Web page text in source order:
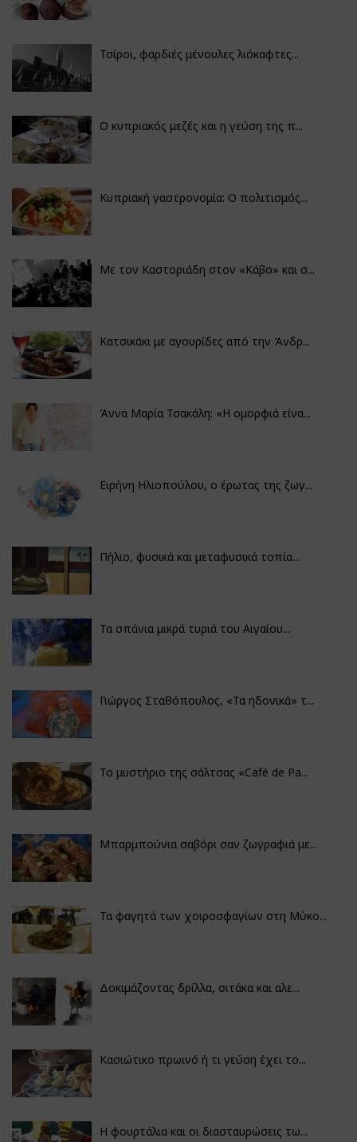
Τσίροι, φαρδιές μένουλες λιόκαφτες...
Ο κυπριακός μεζές και η γεύση της π...
Κυπριακή γαστρονομία: Ο πολιτισμός...
Με τον Καστοριάδη στον «Κάβο» και σ...
Κατσικάκι με αγουρίδες από την Άνδρ...
Άννα Μαρία Τσακάλη: «Η ομορφιά είνα...
Ειρήνη Ηλιοπούλου, ο έρωτας της ζωγ...
Πήλιο, φυσικά και μεταφυσικά τοπία...
Τα σπάνια μικρά τυριά του Αιγαίου...
Γιώργος Σταθόπουλος, «Τα ηδονικά» τ...
Το μυστήριο της σάλτσας «Café de Pa...
Μπαρμπούνια σαβόρι σαν ζωγραφιά με...
Τα φαγητά των χοιροσφαγίων στη Μύκο...
Δοκιμάζοντας δρίλλα, σιτάκα και αλε...
Κασιώτικο πρωινό ή τι γεύση έχει το...
Η φουρτάλια και οι διασταυρώσεις τω...